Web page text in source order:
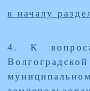
к началу
4. К